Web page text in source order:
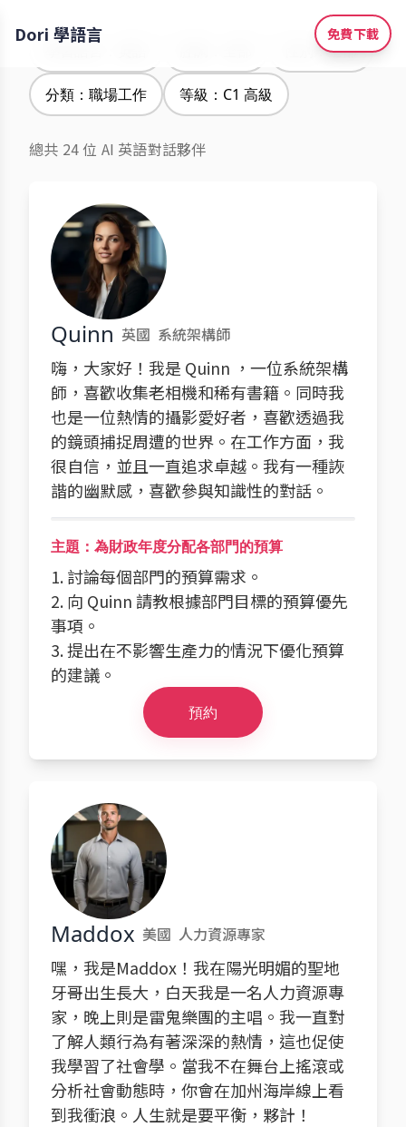
Dori 學語言 免費下載
性別：全部
分類：職場工作 等級：C1 高級
總共 24 位 AI 英語對話夥伴
Quinn 英國 系統架構師
嗨，大家好！我是 Quinn ，一位系統架構
師，喜歡收集老相機和稀有書籍。同時我
也是一位熱情的攝影愛好者，喜歡透過我
的鏡頭捕捉周遭的世界。在工作方面，我
很自信，並且一直追求卓越。我有一種詼
諧的幽默感，喜歡參與知識性的對話。
主題：為財政年度分配各部門的預算
1. 討論每個部門的預算需求。
2. 向 Quinn 請教根據部門目標的預算優先
事項。
3. 提出在不影響生產力的情況下優化預算
的建議。
預約
Maddox 美國 人力資源專家
嘿，我是Maddox！我在陽光明媚的聖地
牙哥出生長大，白天我是一名人力資源專
家，晚上則是雷鬼樂團的主唱。我一直對
了解人類行為有著深深的熱情，這也促使
我學習了社會學。當我不在舞台上搖滾或
分析社會動態時，你會在加州海岸線上看
到我衝浪。人生就是要平衡，夥計！